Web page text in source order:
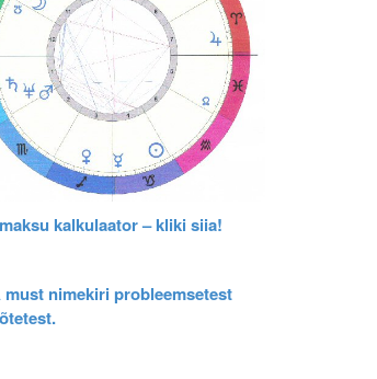
kalkulaator – kliki siia!
must nimekiri probleemsetest